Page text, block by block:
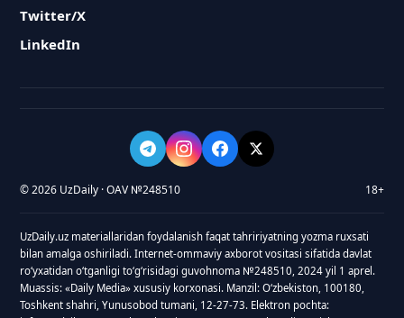
Twitter/X
LinkedIn
© 2026 UzDaily · OAV №248510 18+
UzDaily.uz materiallaridan foydalanish faqat tahririyatning yozma ruxsati
bilan amalga oshiriladi. Internet-ommaviy axborot vositasi sifatida davlat
roʻyxatidan oʻtganligi toʻgʻrisidagi guvohnoma №248510, 2024 yil 1 aprel.
Muassis: «Daily Media» xususiy korxonasi. Manzil: Oʻzbekiston, 100180,
Toshkent shahri, Yunusobod tumani, 12-27-73. Elektron pochta: